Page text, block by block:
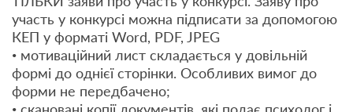
участь у конкурсі можна підписати за допомогою
КЕП у форматі Word, PDF, JPEG
• мотиваційний лист складається у довільній
формі до однієї сторінки. Особливих вимог до
форми не передбачено;